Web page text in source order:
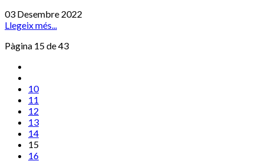
03 Desembre 2022
Llegeix més...
Pàgina 15 de 43
10
11
12
13
14
15
16